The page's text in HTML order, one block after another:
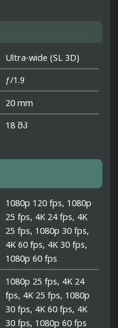
Ultra-wide (SL 3D)
ƒ/1.9
20 mm
18 მპ
1080p 120 fps, 1080p
25 fps, 4K 24 fps, 4K
25 fps, 1080p 30 fps,
4K 60 fps, 4K 30 fps,
1080p 60 fps
1080p 25 fps, 4K 24
fps, 4K 25 fps, 1080p
30 fps, 4K 60 fps, 4K
30 fps, 1080p 60 fps